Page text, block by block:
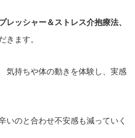
レッシャー＆ストレス介抱療法、
きます。
持ちや体の動きを体験し、実感
いのと合わせ不安感も減っていく